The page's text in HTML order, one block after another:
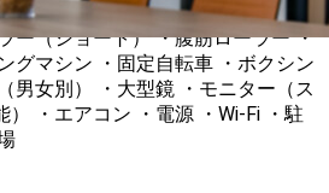
ケーブルマシン ・ダンベル各種 ・
ー（ショート） ・腹筋ローラー ・
グマシン ・固定自転車 ・ボクシン
男女別） ・大型鏡 ・モニター（ス
） ・エアコン ・電源 ・Wi-Fi ・駐